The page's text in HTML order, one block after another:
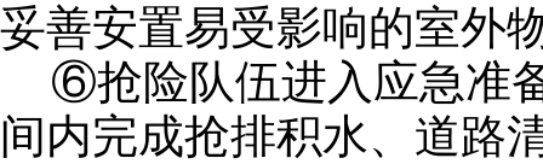
妥善安置易受影响的室外
⑥抢险队伍进入应急准
间内完成抢排积水、道路